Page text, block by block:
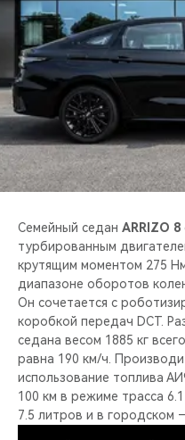
Семейный седан ARRIZO 8
турбированным
крутящим моментом 275
диапазоне оборотов
Он сочетается с
коробкой передач DCT.
седана весом 1885 кг
равна 190 км/ч.
использование топлива
100 км в режиме трасса
7.5 литров и в городском